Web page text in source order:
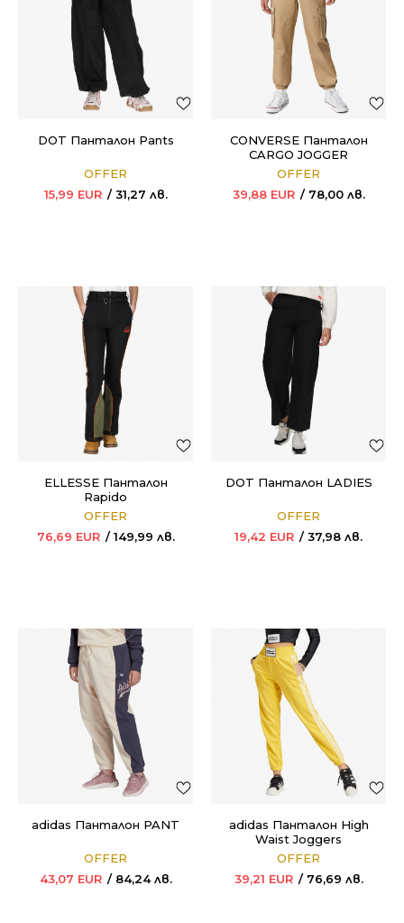
DOT Панталон Pants
OFFER
15,99 EUR 31,27 лв.
CONVERSE Панталон
CARGO JOGGER
OFFER
39,88 EUR 78,00 лв.
ELLESSE Панталон
Rapido
OFFER
76,69 EUR 149,99 лв.
DOT Панталон LADIES
OFFER
19,42 EUR 37,98 лв.
adidas Панталон PANT
OFFER
43,07 EUR 84,24 лв.
adidas Панталон High
Waist Joggers
OFFER
39,21 EUR 76,69 лв.